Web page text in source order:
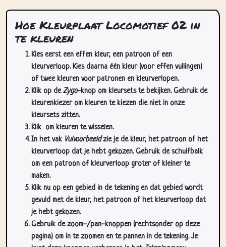
Hoe Kleurplaat Locomotief 02 in
te kleuren
Kies eerst een effen kleur, een patroon of een
kleurverloop. Kies daarna één kleur (voor effen vullingen)
of twee kleuren voor patronen en kleurverlopen.
Klik op deZygo-knop om kleursets te bekijken. Gebruik de
kleurenkiezer om kleuren te kiezen die niet in onze
kleursets zitten.
Klik om kleuren te wisselen.
In het vak Vulvoorbeeldzie je de kleur, het patroon of het
kleurverloop dat je hebt gekozen. Gebruik de schuifbalk
om een patroon of kleurverloop groter of kleiner te
maken.
Klik nu op een gebied in de tekening en dat gebied wordt
gevuld met de kleur, het patroon of het kleurverloop dat
je hebt gekozen.
Gebruik de zoom-/pan-knoppen (rechtsonder op deze
pagina) om in te zoomen en te pannen in de tekening. Je